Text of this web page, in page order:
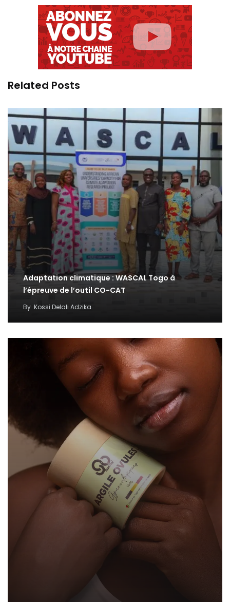
Related Posts
Adaptation climatique : WASCAL Togo à
l’épreuve de l’outil CO-CAT
By Kossi Delali Adzika